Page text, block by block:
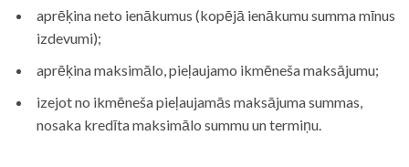
aprēķina neto ienākumus (kopējā ienākumu summa mīnus
izdevumi);
aprēķina maksimālo, pieļaujamo ikmēneša maksājumu;
izejot no ikmēneša pieļaujamās maksājuma summas,
nosaka kredīta maksimālo summu un termiņu.